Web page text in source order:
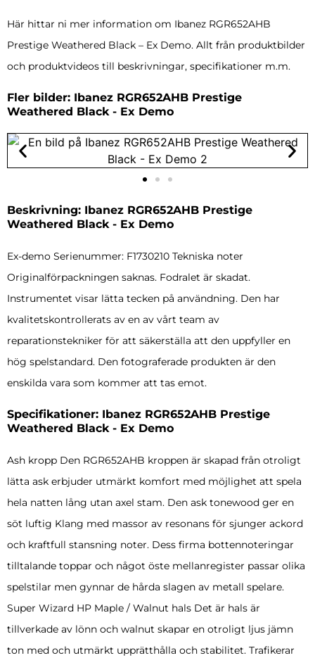
Här hittar ni mer information om Ibanez RGR652AHB
Prestige Weathered Black – Ex Demo. Allt från produktbilder
och produktvideos till beskrivningar, specifikationer m.m.
Fler bilder: Ibanez RGR652AHB Prestige
Weathered Black - Ex Demo
Beskrivning: Ibanez RGR652AHB Prestige
Weathered Black - Ex Demo
Ex-demo Serienummer: F1730210 Tekniska noter
Originalförpackningen saknas. Fodralet är skadat.
Instrumentet visar lätta tecken på användning. Den har
kvalitetskontrollerats av en av vårt team av
reparationstekniker för att säkerställa att den uppfyller en
hög spelstandard. Den fotograferade produkten är den
enskilda vara som kommer att tas emot.
Specifikationer: Ibanez RGR652AHB Prestige
Weathered Black - Ex Demo
Ash kropp Den RGR652AHB kroppen är skapad från otroligt
lätta ask erbjuder utmärkt komfort med möjlighet att spela
hela natten lång utan axel stam. Den ask tonewood ger en
söt luftig Klang med massor av resonans för sjunger ackord
och kraftfull stansning noter. Dess firma bottennoteringar
tilltalande toppar och något öste mellanregister passar olika
spelstilar men gynnar de hårda slagen av metall spelare.
Super Wizard HP Maple / Walnut hals Det är hals är
tillverkade av lönn och walnut skapar en otroligt ljus jämn
ton med och utmärkt upprätthålla och stabilitet. Trafikerar